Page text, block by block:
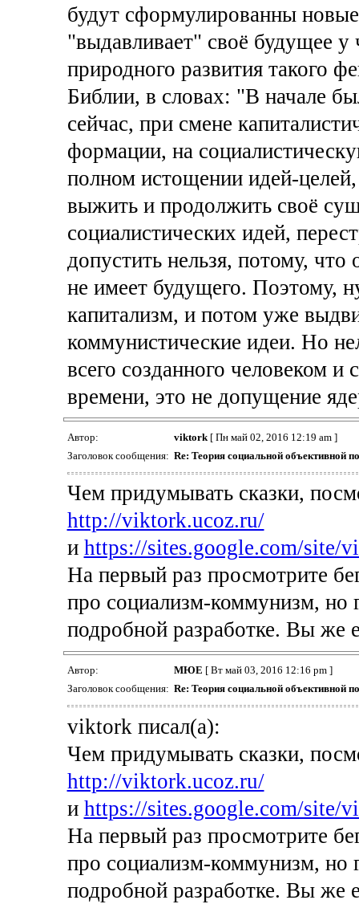
будут сформулированны
"выдавливает" своё будущее
природного развития такого
Библии, в словах: "В начале
сейчас, при смене
формации, на
полном истощении идей-
выжить и продолжить своё
социалистических идей,
допустить нельзя, потому,
не имеет будущего. Поэтому,
капитализм, и потом уже
коммунистические идеи. Но
всего созданного человеком и
времени, это не допущение
Автор: viktork[ Пн май 02, 2016 12:19 am ]
Заголовок сообщения: Re: Теория социальной объективной
Чем придумывать сказки,
http://viktork.ucoz.ru/
и https://sites.google.com/site/
На первый раз просмотрите
про социализм-коммунизм, но
подробной разработке. Вы же
Автор: МЮЕ [ Вт май 03, 2016 12:16 pm ]
Заголовок сообщения: Re: Теория социальной объективной
viktork писал(а):
Чем придумывать сказки,
http://viktork.ucoz.ru/
и https://sites.google.com/site/
На первый раз просмотрите
про социализм-коммунизм, но
подробной разработке. Вы же